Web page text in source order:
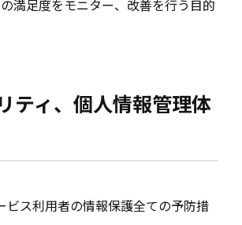
満足度をモニター、改善を行う目的
ティ、個人情報管理体
ビス利用者の情報保護全ての予防措